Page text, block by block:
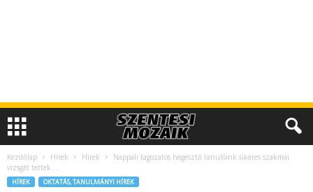
Kezdőlap Hírek Hírek
Nappali tagozatos hegesztő tanulóink sikeres szakmai
vizsgát tettek….
HÍREK OKTATÁS, TANULMÁNYI HÍREK